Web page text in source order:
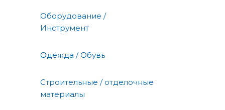
Оборудование /
Инструмент
Одежда / Обувь
Строительные / отделочные
материалы